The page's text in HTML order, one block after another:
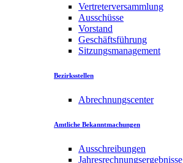
Vertreterversammlung
Ausschüsse
Vorstand
Geschäftsführung
Sitzungsmanagement
Bezirksstellen
Abrechnungscenter
Amtliche Bekanntmachungen
Ausschreibungen
Jahresrechnungsergebnisse